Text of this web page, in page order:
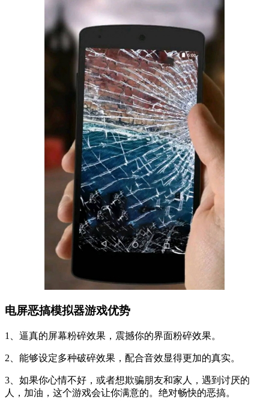
电屏恶搞模拟器游戏优势
1、逼真的屏幕粉碎效果，震撼你的界面粉碎效果。
2、能够设定多种破碎效果，配合音效显得更加的真实。
3、如果你心情不好，或者想欺骗朋友和家人，遇到讨厌的
人，加油，这个游戏会让你满意的。绝对畅快的恶搞。